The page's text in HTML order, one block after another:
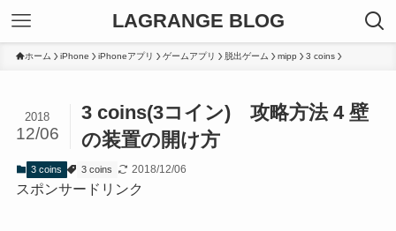
LAGRANGE BLOG
ホーム iPhone iPhoneアプリ ゲームアプリ 脱出ゲーム mipp 3 coins
3 coins(3コイン) 攻略方法 4 壁
の装置の開け方
2018
12/06
3 coins 3 coins 2018/12/06
スポンサードリンク